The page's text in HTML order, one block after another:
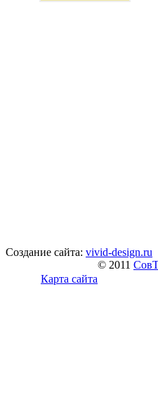
Создание сайта: vivid-design.ru
Карта сайта
© 2011